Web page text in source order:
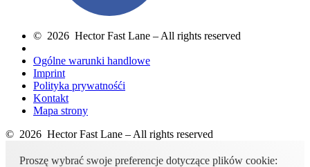
© 2026 Hector Fast Lane – All rights reserved
Ogólne warunki handlowe
Imprint
Polityka prywatnośći
Kontakt
Mapa strony
© 2026 Hector Fast Lane – All rights reserved
Proszę wybrać swoje preferencje dotyczące plików cookie: